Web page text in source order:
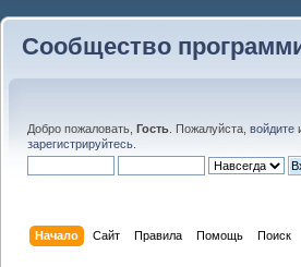
Сообщество
Добро пожаловать, Гость . Пожалуйста, войдите
зарегистрируйтесь
Начало Сайт Правила Помощь Поиск